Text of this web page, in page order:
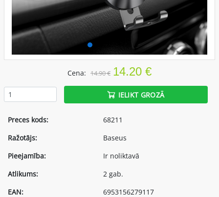
Cena: 14.90 € 14.20 €
IELIKT GROZĀ
Preces kods:
68211
Ražotājs:
Baseus
Pieejamība:
Ir noliktavā
Atlikums:
2 gab.
EAN:
6953156279117